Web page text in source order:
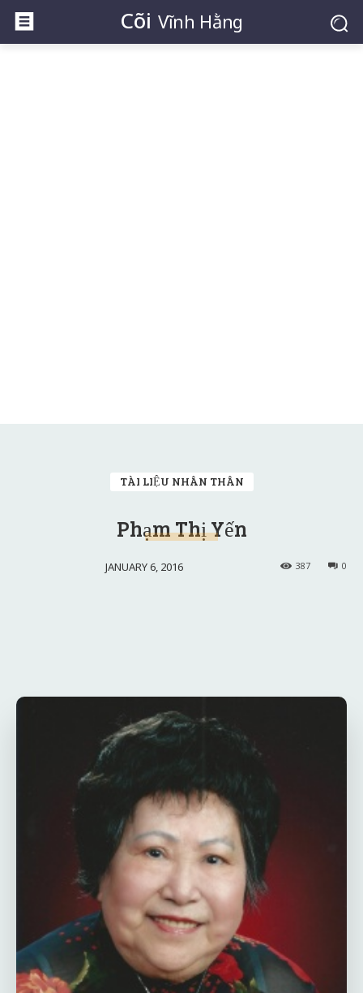
Cõi Vĩnh Hằng
TÀI LIỆU NHÂN THÂN
Phạm Thị Yến
JANUARY 6, 2016 0
387